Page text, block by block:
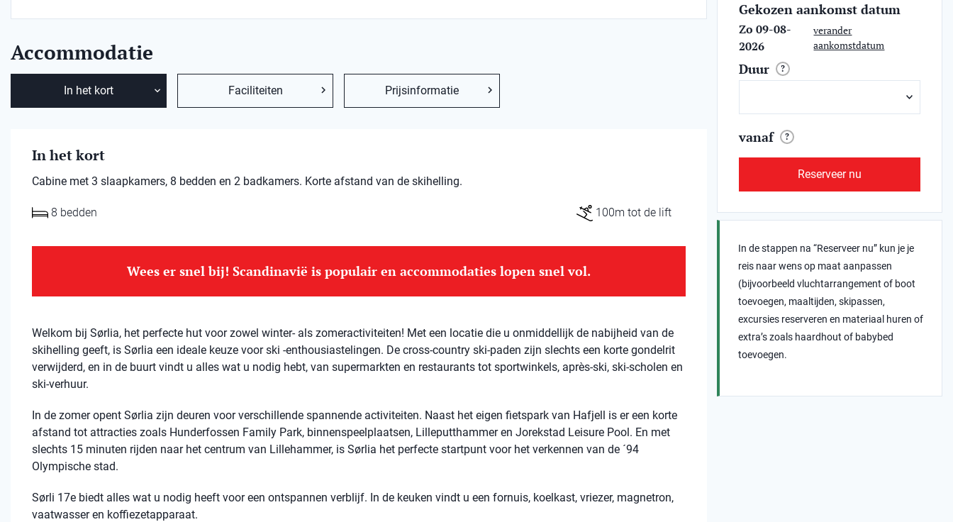
Accommodatie
In het kort Faciliteiten Prijsinformatie
In het kort
Cabine met 3 slaapkamers, 8 bedden en 2 badkamers. Korte afstand van de skihelling.
8 bedden 100m tot de lift
Wees er snel bij! Scandinavië is populair en accommodaties lopen snel vol.
Welkom bij Sørlia, het perfecte hut voor zowel winter- als zomeractiviteiten! Met een locatie die u onmiddellijk de nabijheid van de
skihelling geeft, is Sørlia een ideale keuze voor ski -enthousiastelingen. De cross-country ski-paden zijn slechts een korte gondelrit
verwijderd, en in de buurt vindt u alles wat u nodig hebt, van supermarkten en restaurants tot sportwinkels, après-ski, ski-scholen en
ski-verhuur.
In de zomer opent Sørlia zijn deuren voor verschillende spannende activiteiten. Naast het eigen fietspark van Hafjell is er een korte
afstand tot attracties zoals Hunderfossen Family Park, binnenspeelplaatsen, Lilleputthammer en Jorekstad Leisure Pool. En met
slechts 15 minuten rijden naar het centrum van Lillehammer, is Sørlia het perfecte startpunt voor het verkennen van de ´94
Olympische stad.
Sørli 17e biedt alles wat u nodig heeft voor een ontspannen verblijf. In de keuken vindt u een fornuis, koelkast, vriezer, magnetron,
vaatwasser en koffiezetapparaat.
Gekozen aankomst datum
Zo 09-08-
2026
verander
aankomstdatum
Duur ?
vanaf ?
Reserveer nu
In de stappen na “Reserveer nu” kun je je
reis naar wens op maat aanpassen
(bijvoorbeeld vluchtarrangement of boot
toevoegen, maaltijden, skipassen,
excursies reserveren en materiaal huren of
extra’s zoals haardhout of babybed
toevoegen.